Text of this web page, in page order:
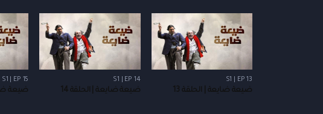
S1 | EP 13
ضيعة ضايعة | الحلقة 13
S1 | EP 14
ضيعة ضايعة | الحلقة 14
S1 | EP 15
ضيعة